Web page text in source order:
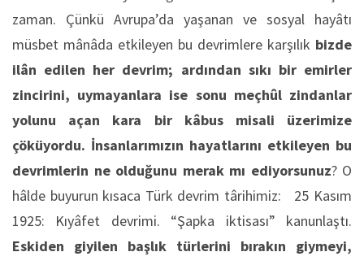
zaman. Çünkü Avrupa’da yaşanan ve sosyal hayâtı
müsbet mânâda etkileyen bu devrimlere karşılık bizde
ilân edilen her devrim; ardından sıkı bir emirler
zincirini, uymayanlara ise sonu meçhûl zindanlar
yolunu açan kara bir kâbus misali üzerimize
çöküyordu. İnsanlarımızın hayatlarını etkileyen bu
devrimlerin ne olduğunu merak mı ediyorsunuz? O
hâlde buyurun kısaca Türk devrim târihimiz: 25 Kasım
1925: Kıyâfet devrimi. “Şapka iktisası” kanunlaştı.
Eskiden giyilen başlık türlerini bırakın giymeyi,